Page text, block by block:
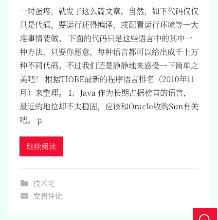
一时蛋疼，就发了这么篇文章。当然，如下代码仅仅
只是代码，要运行还得编译，或配置运行环境等一大
堆事情要做。 下面的代码只是这些语言中的其中一
种方法，只要你愿意，每种语言都可以给出成千上万
种不同代码。不过我们还是静静地来感受一下简单之
美吧！ 根据TIOBE最新的程序语言排名（2010年11
月）来整理。 1、Java 作为长期占据榜首的语言，
最近的地位却不太稳固，应该和Oracle收购Sun有关
吧。 p
继续阅读
技术宅
发表评论